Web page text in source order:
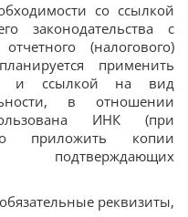
со ссылкой
законодательства с
(налогового)
применить
и ссылкой на вид
в отношении
ИНК (при
приложить копии
реквизиты,